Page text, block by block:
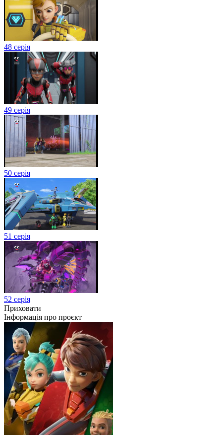
48 серія
49 серія
50 серія
51 серія
52 серія
Приховати
Інформація про проєкт